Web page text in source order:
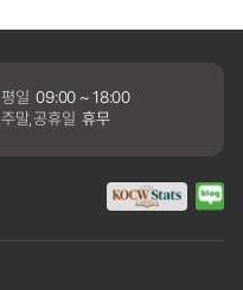
평일 09:00 ~ 18:00
주말,공휴일 휴무